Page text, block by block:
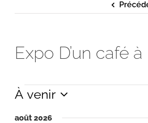
Expo D’un café à
Évènements
À venir
août 2026